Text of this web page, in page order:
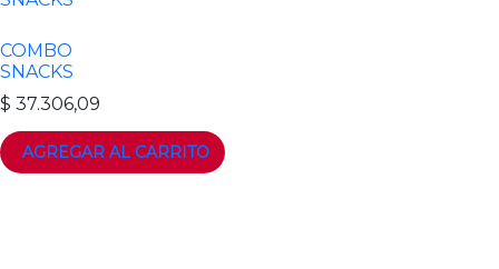
COMBO
SNACKS
$ 37.306,09